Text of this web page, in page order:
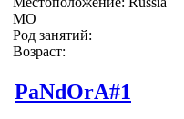
МО
Род занятий:
Возраст:
PaNdOrA#1